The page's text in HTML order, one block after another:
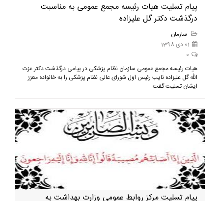
پیام تسلیت هیات رئیسه مجمع عمومی به مناسبت
درگذشت دکتر گل علیزاده
سازمان
01 دی 1398
0
هیات رئیسه مجمع عمومی سازمان نظام پزشکی در پیامی درگذشت دکتر عزت
الله گل علیزاده نایب رئیس اول شورای عالی نظام پزشکی را به خانواده معزز
ایشان تسلیت گفت.
پیام تسلیت مرکز روابط عمومی وزارت بهداشت به